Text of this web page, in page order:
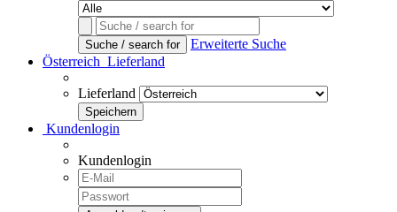
Suche / search for
Erweiterte Suche
Österreich Lieferland
Lieferland
Kundenlogin
Kundenlogin